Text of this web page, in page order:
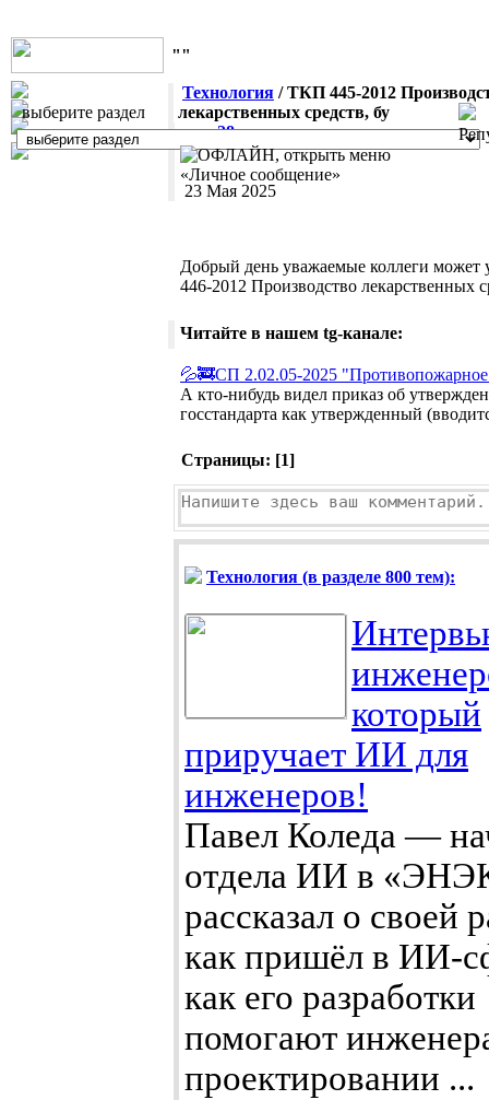
выберите раздел
""
Технология / ТКП 445-2012
лекарственных средств, бу
алла28
23 Мая 2025
Добрый день уважаемые коллеги может
446-2012 Производство лекарственных
Читайте в нашем tg-канале:
💦🚒СП 2.02.05-2025
А кто-нибудь видел приказ об
госстандарта как утвержденный
Страницы: [1]
Технология (в разделе 800 тем):
который
приручает ИИ для
инженеров!
Павел Коледа —
отдела ИИ в
рассказал о своей
как пришёл в ИИ-
как его разработки
помогают
проектировании ...